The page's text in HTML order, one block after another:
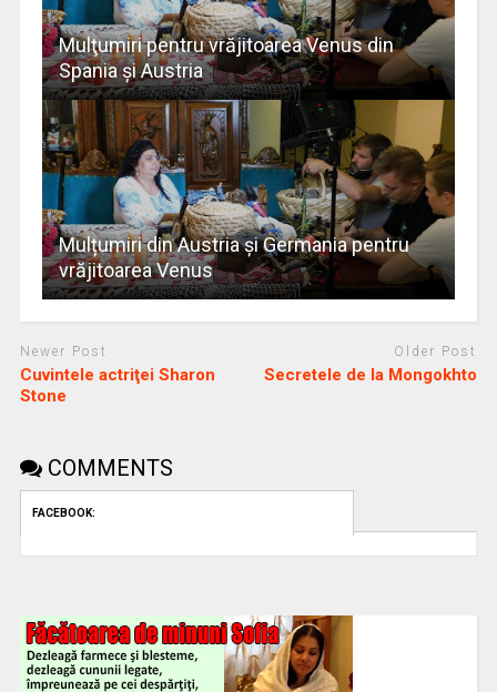
Mulţumiri pentru vrăjitoarea Venus din
Spania și Austria
Mulțumiri din Austria și Germania pentru
vrăjitoarea Venus
Newer Post
Cuvintele actriţei Sharon
Stone
Older Post
Secretele de la Mongokhto
COMMENTS
FACEBOOK: